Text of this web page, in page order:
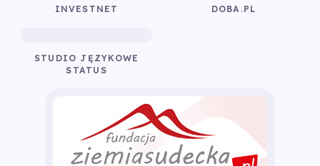
INVESTNET DOBA.PL
STUDIO JĘZYKOWE
STATUS